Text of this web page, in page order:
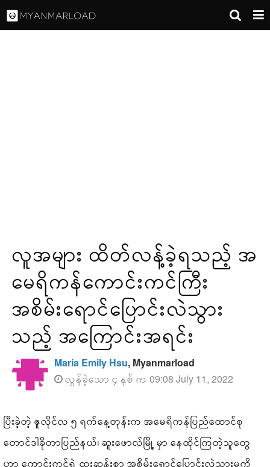
လူအများ ထိတ်လန့်ခဲ့ရသည့် အ
မေရိကန်ကောင်းကင်ကြီး
အစိမ်းရောင်ပြောင်းလဲသွား
သည့် အကြောင်းအရင်း
Maria Emily Hsu, Myanmarload
လွန်ခဲ့သော ၄ နှစ် က 09:08 July 11, 2022
ပြီးခဲ့တဲ့ ဇူလိုင်လ ၅ ရက်နေ့တုန်းက အမေရိကန်ပြည်ထောင်စု
တောင်ဒါခိုတာပြည်နယ်၊ ဆူးဖောလ်မြို့ မှာ နေထိုင်ကြတဲ့သူတွေ
ဟာ ကောင်းကင်ရဲ့ ထူးဆန်းစွာ အစိမ်းရောင်ပြောင်းလဲသွားမှုကို